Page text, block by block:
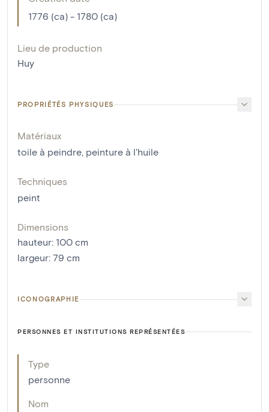
1776 (ca) - 1780 (ca)
Lieu de production
Huy
PROPRIÉTÉS PHYSIQUES
Matériaux
toile à peindre, peinture à l'huile
Techniques
peint
Dimensions
hauteur: 100 cm
largeur: 79 cm
ICONOGRAPHIE
PERSONNES ET INSTITUTIONS REPRÉSENTÉES
Type
personne
Nom